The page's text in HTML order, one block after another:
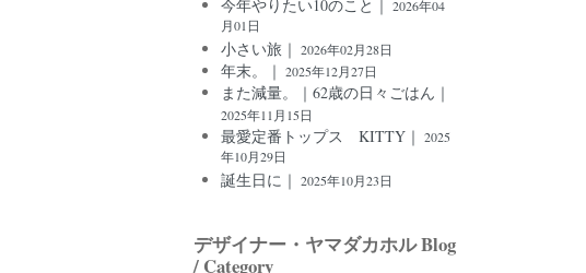
今年やりたい10のこと｜ 2026年04
月01日
小さい旅｜ 2026年02月28日
年末。｜ 2025年12月27日
また減量。｜62歳の日々ごはん｜
2025年11月15日
最愛定番トップス KITTY｜ 2025
年10月29日
誕生日に｜ 2025年10月23日
デザイナー・ヤマダカホル Blog
/ Category